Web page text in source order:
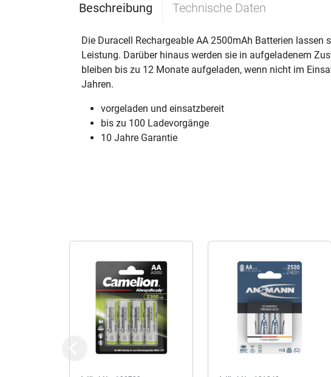
Beschreibung Technische Daten
Die Duracell Rechargeable AA 2500mAh Batterien
Leistung. Darüber hinaus werden sie in aufgeladenem
bleiben bis zu 12 Monate aufgeladen, wenn nicht im
Jahren.
vorgeladen und einsatzbereit
bis zu 100 Ladevorgänge
10 Jahre Garantie
Previous